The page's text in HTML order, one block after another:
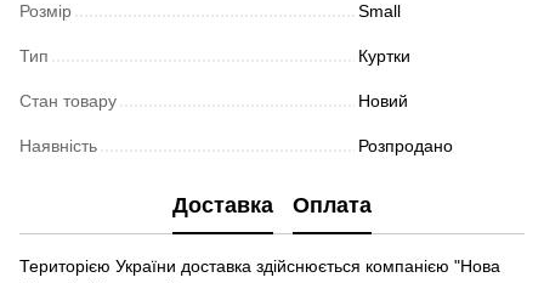
Розмір Small
Тип Куртки
Стан товару Новий
Наявність Розпродано
Доставка Оплата
Територією України доставка здійснюється компанією "Нова